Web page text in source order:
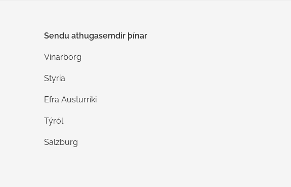
Sendu athugasemdir þínar
Vínarborg
Styria
Efra Austurríki
Týról
Salzburg